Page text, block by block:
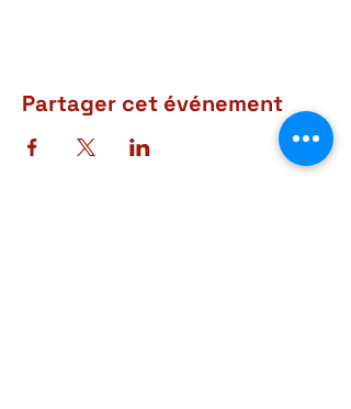
Partager cet événement